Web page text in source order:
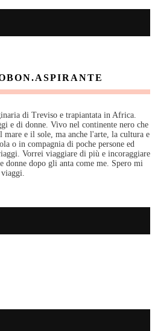
di Treviso e trapiantata in Africa.
e di donne. Vivo nel continente nero che
e il sole, ma anche l'arte, la cultura e
o in compagnia di poche persone ed
Vorrei viaggiare di più e incoraggiare
donne dopo gli anta come me. Spero mi